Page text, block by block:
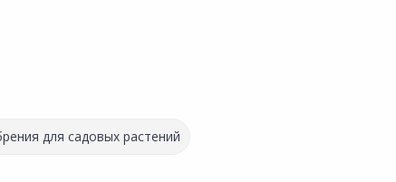
для садовых растений